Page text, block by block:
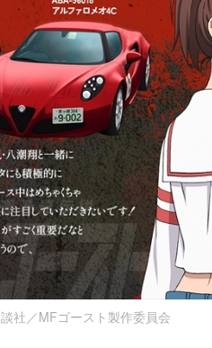
社／MFゴースト製作委員会